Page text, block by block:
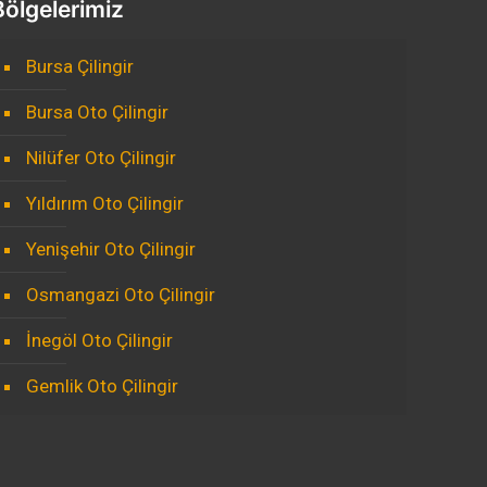
Bursa Çilingir
Bursa Oto Çilingir
Nilüfer Oto Çilingir
Yıldırım Oto Çilingir
Yenişehir Oto Çilingir
Osmangazi Oto Çilingir
İnegöl Oto Çilingir
Gemlik Oto Çilingir